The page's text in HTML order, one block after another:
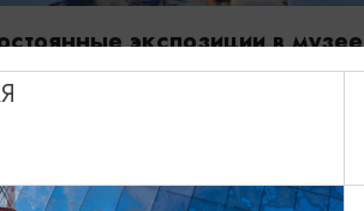
экспозиции в музее
океана